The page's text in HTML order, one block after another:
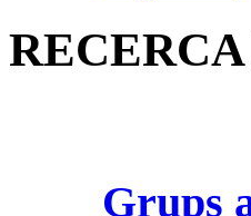
Grups